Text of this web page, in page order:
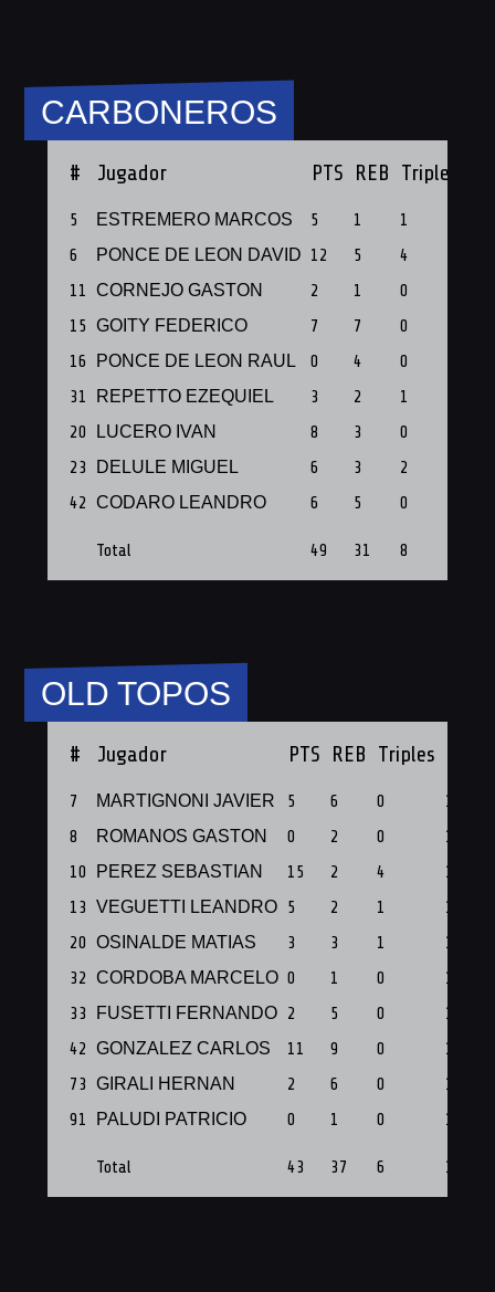
CARBONEROS
# Jugador PTS REB Triples
5 ESTREMERO MARCOS 5 1 1
6
PONCE DE LEON DAVID 12 5 4
11 CORNEJO GASTON 2 1 0
15 GOITY FEDERICO 7 7 0
16
PONCE DE LEON RAUL 0 4 0
31
REPETTO EZEQUIEL 3 2 1
20
LUCERO IVAN 8 3 0
23
⁠DELULE MIGUEL 6 3 2
42 CODARO LEANDRO 6 5 0
Total 49 31 8
OLD TOPOS
# Jugador PTS REB Triples
7 MARTIGNONI JAVIER 5 6 0
1
8
ROMANOS GASTON 0 2 0
1
10
PEREZ SEBASTIAN 15 2 4
1
13 VEGUETTI LEANDRO 5 2 1
1
20 OSINALDE MATIAS 3 3 1
1
32 CORDOBA MARCELO 0 1 0
1
33
FUSETTI FERNANDO 2 5 0
1
42 GONZALEZ CARLOS 11 9 0
1
73 GIRALI HERNAN 2 6 0
1
91
PALUDI PATRICIO 0 1 0 1
Total 43 37 6 10